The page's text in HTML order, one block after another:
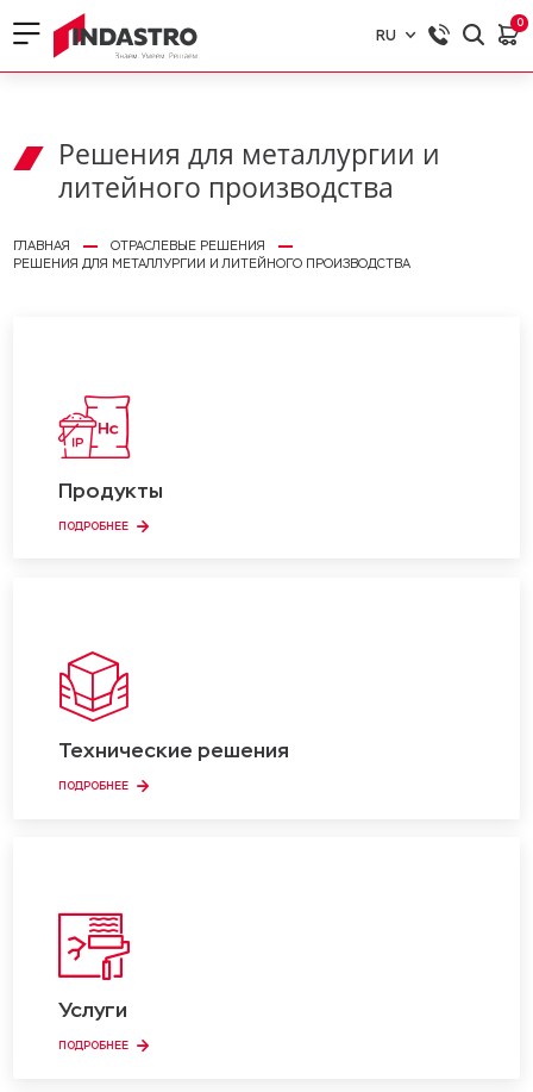
RU
RU
0
Решения для металлургии и
литейного производства
ГЛАВНАЯ
ОТРАСЛЕВЫЕ РЕШЕНИЯ
РЕШЕНИЯ ДЛЯ МЕТАЛЛУРГИИ И ЛИТЕЙНОГО ПРОИЗВОДСТВА
Продукты
ПОДРОБНЕЕ
Технические решения
ПОДРОБНЕЕ
Услуги
ПОДРОБНЕЕ